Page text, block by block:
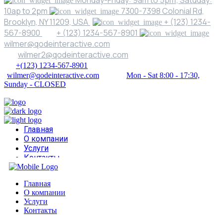
10ap to 2pm
7300-7398 Colonial Rd,
Brooklyn, NY 11209, USA
+ (123) 1234-
567-8900
+ (123) 1234-567-8901
wilmer@qodeinteractive.com
wilmer2@qodeinteractive.com
+(123) 1234-567-8901
wilmer@qodeinteractive.com
Mon - Sat 8:00 - 17:30,
Sunday - CLOSED
Главная
О компании
Услуги
Контакты
Главная
О компании
Услуги
Контакты